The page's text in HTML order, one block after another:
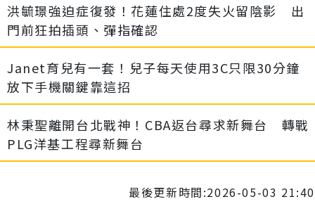
洪毓璟強迫症復發！花蓮住處2度失火留陰影 出
門前狂拍插頭、彈指確認
Janet育兒有一套！兒子每天使用3C只限30分鐘
放下手機關鍵靠這招
林秉聖離開台北戰神！CBA返台尋求新舞台 轉戰
PLG洋基工程尋新舞台
最後更新時間:2026-05-03 21:40